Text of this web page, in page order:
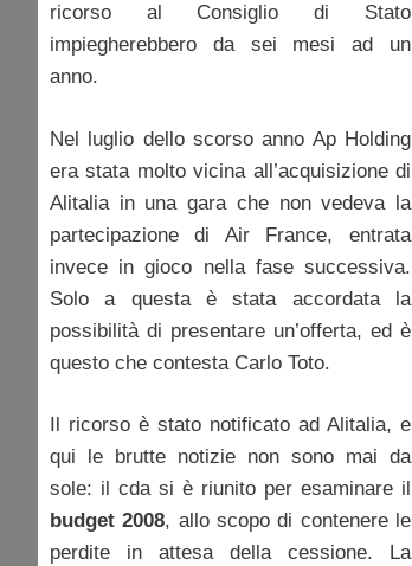
ricorso al Consiglio di Stato
impiegherebbero da sei mesi ad un
anno.
Nel luglio dello scorso anno Ap Holding
era stata molto vicina all’acquisizione di
Alitalia in una gara che non vedeva la
partecipazione di Air France, entrata
invece in gioco nella fase successiva.
Solo a questa è stata accordata la
possibilità di presentare un’offerta, ed è
questo che contesta Carlo Toto.
Il ricorso è stato notificato ad Alitalia, e
qui le brutte notizie non sono mai da
sole: il cda si è riunito per esaminare il
budget 2008, allo scopo di contenere le
perdite in attesa della cessione. La